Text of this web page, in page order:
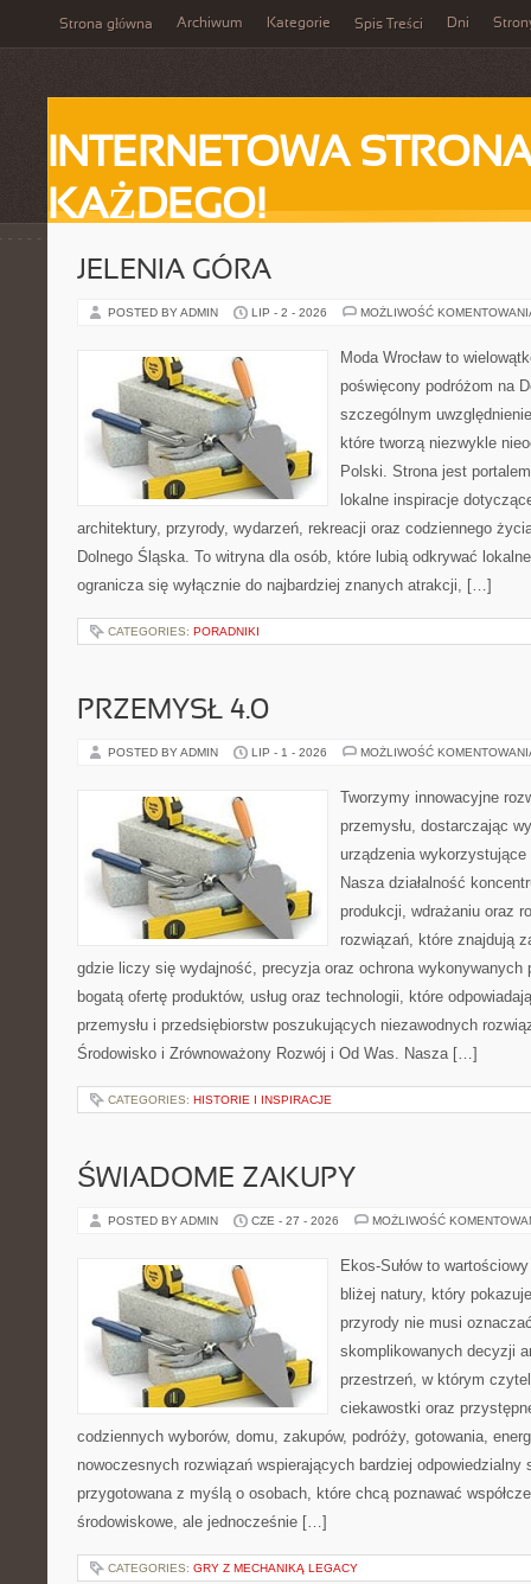
Strona główna Archiwum Kategorie Spis Treści Dni
INTERNETOWA
KAŻDEGO!
JELENIA GÓRA
POSTED BY ADMIN LIP - 2 - 2026 MOŻLIWOŚĆ
Moda Wrocław to
poświęcony podróżom na
szczególnym
które tworzą niezwykle
Polski. Strona jest
lokalne inspiracje
architektury, przyrody, wydarzeń, rekreacji oraz codziennego
Dolnego Śląska. To witryna dla osób, które lubią odkrywać
ogranicza się wyłącznie do najbardziej znanych atrakcji, […]
CATEGORIES: PORADNIKI
PRZEMYSŁ 4.0
POSTED BY ADMIN LIP - 1 - 2026 MOŻLIWOŚĆ
Tworzymy innowacyjne
przemysłu, dostarczając
urządzenia
Nasza działalność
produkcji, wdrażaniu oraz
rozwiązań, które znajdują
gdzie liczy się wydajność, precyzja oraz ochrona wykonywanych
bogatą ofertę produktów, usług oraz technologii, które
przemysłu i przedsiębiorstw poszukujących niezawodnych
Środowisko i Zrównoważony Rozwój i Od Was. Nasza […]
CATEGORIES: HISTORIE I INSPIRACJE
ŚWIADOME ZAKUPY
POSTED BY ADMIN CZE - 27 - 2026 MOŻLIWOŚĆ
Ekos-Sułów to
bliżej natury, który
przyrody nie musi
skomplikowanych decyzji
przestrzeń, w którym
ciekawostki oraz
codziennych wyborów, domu, zakupów, podróży, gotowania,
nowoczesnych rozwiązań wspierających bardziej odpowiedzialny
przygotowana z myślą o osobach, które chcą poznawać
środowiskowe, ale jednocześnie […]
CATEGORIES: GRY Z MECHANIKĄ LEGACY